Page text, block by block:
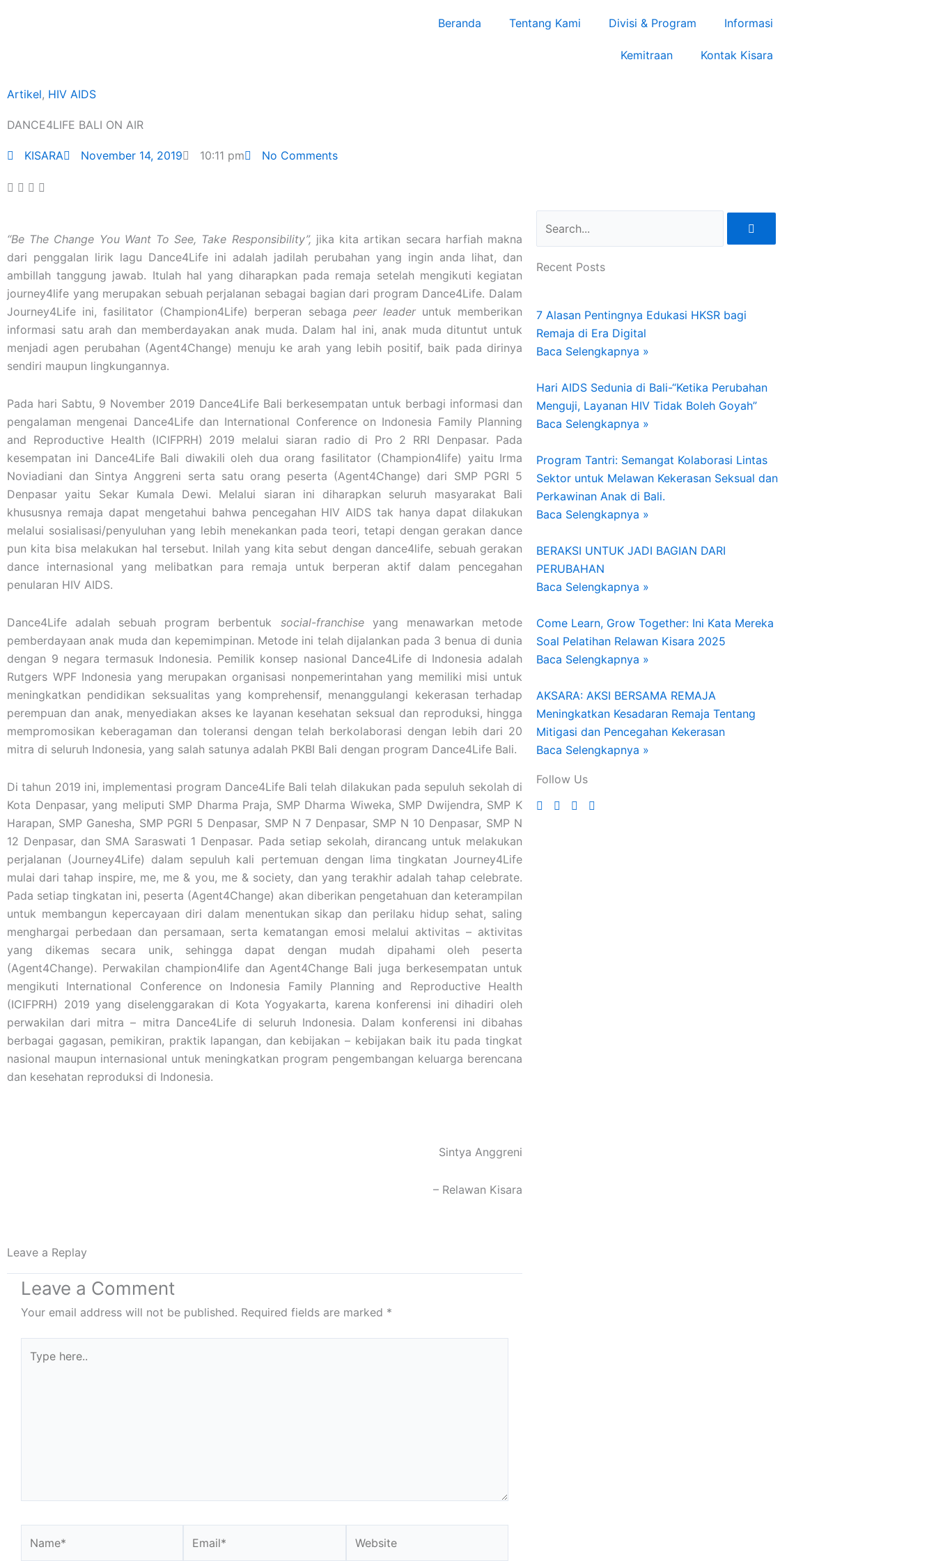
Beranda Tentang Kami Divisi & Program Informasi
Kemitraan Kontak Kisara
Artikel, HIV AIDS
DANCE4LIFE BALI ON AIR
KISARA November 14, 2019 10:11 pm No Comments
“Be The Change You Want To See, Take Responsibility”, jika kita artikan secara harfiah makna
dari penggalan lirik lagu Dance4Life ini adalah jadilah perubahan yang ingin anda lihat, dan
ambillah tanggung jawab. Itulah hal yang diharapkan pada remaja setelah mengikuti kegiatan
journey4life yang merupakan sebuah perjalanan sebagai bagian dari program Dance4Life. Dalam
Journey4Life ini, fasilitator (Champion4Life) berperan sebaga peer leader untuk memberikan
informasi satu arah dan memberdayakan anak muda. Dalam hal ini, anak muda dituntut untuk
menjadi agen perubahan (Agent4Change) menuju ke arah yang lebih positif, baik pada dirinya
sendiri maupun lingkungannya.
Pada hari Sabtu, 9 November 2019 Dance4Life Bali berkesempatan untuk berbagi informasi dan
pengalaman mengenai Dance4Life dan International Conference on Indonesia Family Planning
and Reproductive Health (ICIFPRH) 2019 melalui siaran radio di Pro 2 RRI Denpasar. Pada
kesempatan ini Dance4Life Bali diwakili oleh dua orang fasilitator (Champion4life) yaitu Irma
Noviadiani dan Sintya Anggreni serta satu orang peserta (Agent4Change) dari SMP PGRI 5
Denpasar yaitu Sekar Kumala Dewi. Melalui siaran ini diharapkan seluruh masyarakat Bali
khususnya remaja dapat mengetahui bahwa pencegahan HIV AIDS tak hanya dapat dilakukan
melalui sosialisasi/penyuluhan yang lebih menekankan pada teori, tetapi dengan gerakan dance
pun kita bisa melakukan hal tersebut. Inilah yang kita sebut dengan dance4life, sebuah gerakan
dance internasional yang melibatkan para remaja untuk berperan aktif dalam pencegahan
penularan HIV AIDS.
Dance4Life adalah sebuah program berbentuk social-franchise yang menawarkan metode
pemberdayaan anak muda dan kepemimpinan. Metode ini telah dijalankan pada 3 benua di dunia
dengan 9 negara termasuk Indonesia. Pemilik konsep nasional Dance4Life di Indonesia adalah
Rutgers WPF Indonesia yang merupakan organisasi nonpemerintahan yang memiliki misi untuk
meningkatkan pendidikan seksualitas yang komprehensif, menanggulangi kekerasan terhadap
perempuan dan anak, menyediakan akses ke layanan kesehatan seksual dan reproduksi, hingga
mempromosikan keberagaman dan toleransi dengan telah berkolaborasi dengan lebih dari 20
mitra di seluruh Indonesia, yang salah satunya adalah PKBI Bali dengan program Dance4Life Bali.
Di tahun 2019 ini, implementasi program Dance4Life Bali telah dilakukan pada sepuluh sekolah di
Kota Denpasar, yang meliputi SMP Dharma Praja, SMP Dharma Wiweka, SMP Dwijendra, SMP K
Harapan, SMP Ganesha, SMP PGRI 5 Denpasar, SMP N 7 Denpasar, SMP N 10 Denpasar, SMP N
12 Denpasar, dan SMA Saraswati 1 Denpasar. Pada setiap sekolah, dirancang untuk melakukan
perjalanan (Journey4Life) dalam sepuluh kali pertemuan dengan lima tingkatan Journey4Life
mulai dari tahap inspire, me, me & you, me & society, dan yang terakhir adalah tahap celebrate.
Pada setiap tingkatan ini, peserta (Agent4Change) akan diberikan pengetahuan dan keterampilan
untuk membangun kepercayaan diri dalam menentukan sikap dan perilaku hidup sehat, saling
menghargai perbedaan dan persamaan, serta kematangan emosi melalui aktivitas – aktivitas
yang dikemas secara unik, sehingga dapat dengan mudah dipahami oleh peserta
(Agent4Change). Perwakilan champion4life dan Agent4Change Bali juga berkesempatan untuk
mengikuti International Conference on Indonesia Family Planning and Reproductive Health
(ICIFPRH) 2019 yang diselenggarakan di Kota Yogyakarta, karena konferensi ini dihadiri oleh
perwakilan dari mitra – mitra Dance4Life di seluruh Indonesia. Dalam konferensi ini dibahas
berbagai gagasan, pemikiran, praktik lapangan, dan kebijakan – kebijakan baik itu pada tingkat
nasional maupun internasional untuk meningkatkan program pengembangan keluarga berencana
dan kesehatan reproduksi di Indonesia.
Sintya Anggreni
– Relawan Kisara
Leave a Replay
Leave a Comment
Your email address will not be published. Required fields are marked *
here..
Recent Posts
7 Alasan Pentingnya Edukasi HKSR bagi
Remaja di Era Digital
Baca Selengkapnya »
Hari AIDS Sedunia di Bali-“Ketika Perubahan
Menguji, Layanan HIV Tidak Boleh Goyah”
Baca Selengkapnya »
Program Tantri: Semangat Kolaborasi Lintas
Sektor untuk Melawan Kekerasan Seksual dan
Perkawinan Anak di Bali.
Baca Selengkapnya »
BERAKSI UNTUK JADI BAGIAN DARI
PERUBAHAN
Baca Selengkapnya »
Come Learn, Grow Together: Ini Kata Mereka
Soal Pelatihan Relawan Kisara 2025
Baca Selengkapnya »
AKSARA: AKSI BERSAMA REMAJA
Meningkatkan Kesadaran Remaja Tentang
Mitigasi dan Pencegahan Kekerasan
Baca Selengkapnya »
Follow Us